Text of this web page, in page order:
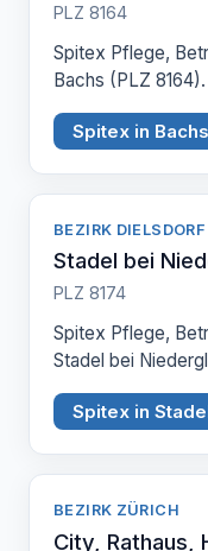
PLZ 8164
Spitex Pflege,
Bachs (PLZ 8164).
Spitex in
BEZIRK DIELSDORF
Stadel bei
PLZ 8174
Spitex Pflege,
Stadel bei
Spitex in
BEZIRK ZÜRICH
City, Rathaus,